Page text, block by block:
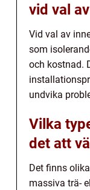
vid val
Vid val av
som
och kostnad.
undvika
Vilka
det att
Det finns
massiva trä-